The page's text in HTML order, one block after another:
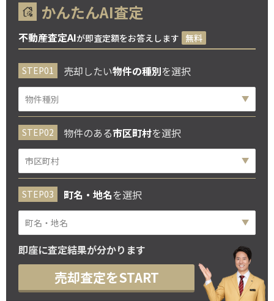
かんたんAI査定
不動産査定AIが即査定額をお答えします 無料
売却したい物件の種別を選択
物件のある市区町村を選択
町名・地名を選択
即座に査定結果が分かります
売却査定をSTART